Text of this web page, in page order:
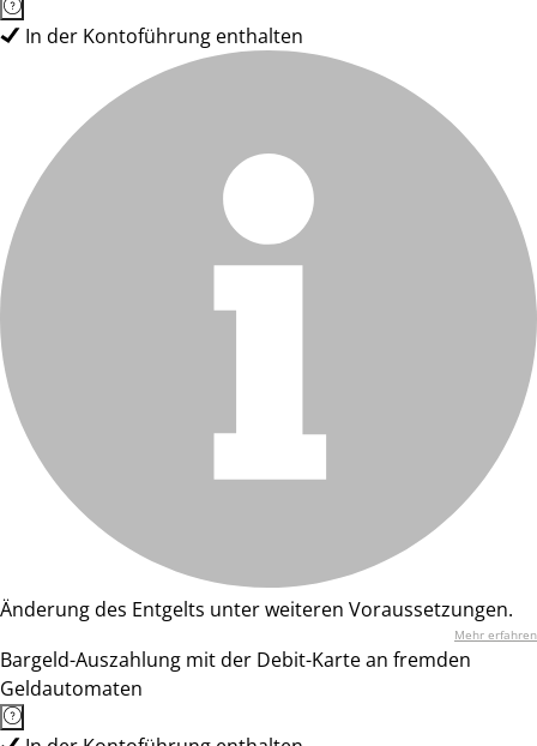
In der Kontoführung enthalten
Änderung des Entgelts unter weiteren Voraussetzungen.
Mehr erfahren
Bargeld-Auszahlung mit der Debit-Karte an fremden
Geldautomaten